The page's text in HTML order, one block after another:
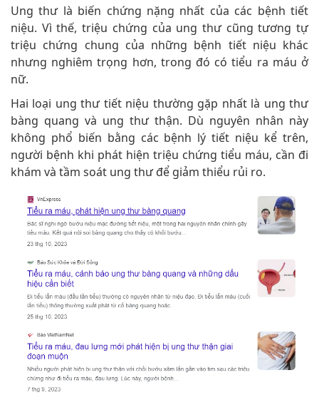
Ung thư là biến chứng nặng nhất của các bệnh tiết
niệu. Vì thế, triệu chứng của ung thư cũng tương tự
triệu chứng chung của những bệnh tiết niệu khác
nhưng nghiêm trọng hơn, trong đó có tiểu ra máu ở
nữ.
Hai loại ung thư tiết niệu thường gặp nhất là ung thư
bàng quang và ung thư thận. Dù nguyên nhân này
không phổ biến bằng các bệnh lý tiết niệu kể trên,
người bệnh khi phát hiện triệu chứng tiểu máu, cần đi
khám và tầm soát ung thư để giảm thiểu rủi ro.